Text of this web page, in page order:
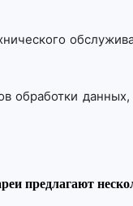
обработки
предлагают